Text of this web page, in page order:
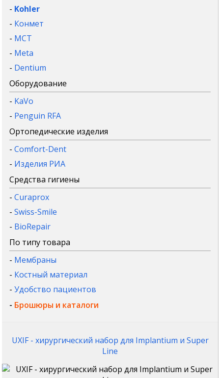
- Kohler
- Конмет
- MCT
- Meta
- Dentium
Оборудование
- KaVo
- Penguin RFA
Ортопедические изделия
-Comfort-Dent
- Изделия РИА
Средства гигиены
-Curaprox
-Swiss-Smile
- BioRepair
По типу товара
- Мембраны
- Костный материал
-Удобство пациентов
- Брошюры и каталоги
UXIF - хирургический набор для Implantium и Super
Line